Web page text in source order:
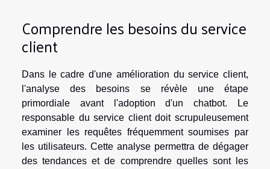
Comprendre les besoins du service
client
Dans le cadre d'une amélioration du service client,
l'analyse des besoins se révèle une étape
primordiale avant l'adoption d'un chatbot. Le
responsable du service client doit scrupuleusement
examiner les requêtes fréquemment soumises par
les utilisateurs. Cette analyse permettra de dégager
des tendances et de comprendre quelles sont les